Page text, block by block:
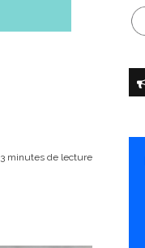
3 minutes de lecture